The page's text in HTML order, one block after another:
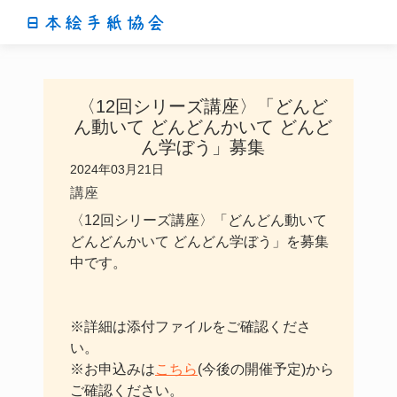
日本絵手紙協会
〈12回シリーズ講座〉「どんど
ん動いて どんどんかいて どんど
ん学ぼう」募集
2024年03月21日
講座
〈12回シリーズ講座〉「どんどん動いて
どんどんかいて どんどん学ぼう」を募集
中です。
※詳細は添付ファイルをご確認くださ
い。
※お申込みはこちら(今後の開催予定)から
ご確認ください。